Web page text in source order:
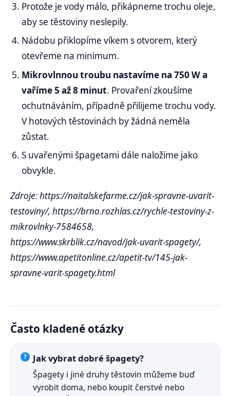
Protože je vody málo, přikápneme trochu oleje,
aby se těstoviny neslepily.
Nádobu přiklopíme víkem s otvorem, který
otevřeme na minimum.
Mikrovlnnou troubu nastavíme na 750 W a
vaříme 5 až 8 minut. Provaření zkoušíme
ochutnáváním, případně přilijeme trochu vody.
V hotových těstovinách by žádná neměla
zůstat.
S uvařenými špagetami dále naložíme jako
obvykle.
Zdroje: https://naitalskefarme.cz/jak-spravne-uvarit-
testoviny/, https://brno.rozhlas.cz/rychle-testoviny-z-
mikrovlnky-7584658,
https://www.skrblik.cz/navod/jak-uvarit-spagety/,
https://www.apetitonline.cz/apetit-tv/145-jak-
spravne-varit-spagety.html
Často kladené otázky
Jak vybrat dobré špagety?
Špagety i jiné druhy těstovin můžeme buď
vyrobit doma, nebo koupit čerstvé nebo